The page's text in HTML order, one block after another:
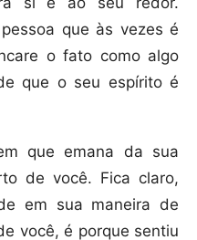
que às vezes é
o fato como algo
que o seu espírito é
que emana da sua
de você. Fica claro,
em sua maneira de
você, é porque sentiu